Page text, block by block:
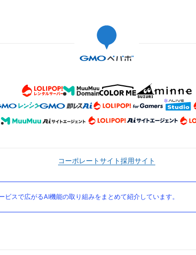
コーポレートサイト採用サイト
スで広がるAI機能の取り組みをまとめて紹介しています。